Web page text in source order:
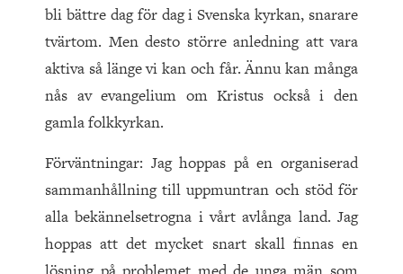
bli bättre dag för dag i Svenska kyrkan, snarare
tvärtom. Men desto större anledning att vara
aktiva så länge vi kan och får. Ännu kan många
nås av evangelium om Kristus också i den
gamla folkkyrkan.
Förväntningar: Jag hoppas på en organiserad
sammanhållning till uppmuntran och stöd för
alla bekännelsetrogna i vårt avlånga land. Jag
hoppas att det mycket snart skall finnas en